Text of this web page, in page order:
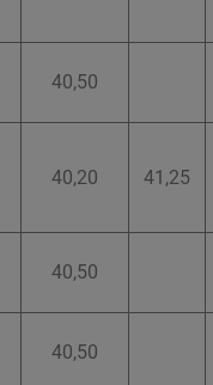
40,50
40,20 41,25
40,50
40,50